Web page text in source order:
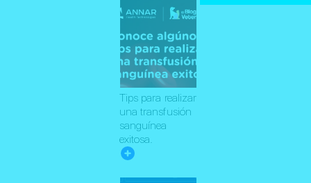
Tips para realizar
una transfusión
sanguínea
exitosa.